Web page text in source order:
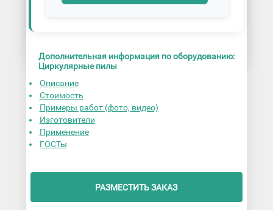
Дополнительная информация по оборудованию:
Циркулярные пилы
Описание
Стоимость
Примеры работ (фото, видео)
Изготовители
Применение
ГОСТы
РАЗМЕСТИТЬ ЗАКАЗ